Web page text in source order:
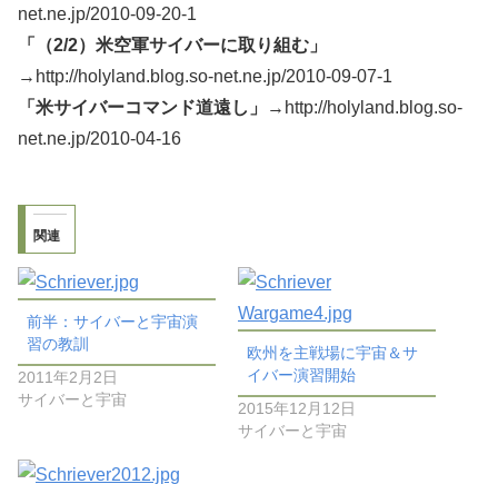
net.ne.jp/2010-09-20-1
「（2/2）米空軍サイバーに取り組む」
→http://holyland.blog.so-net.ne.jp/2010-09-07-1
「米サイバーコマンド道遠し」
→http://holyland.blog.so-
net.ne.jp/2010-04-16
関連
前半：サイバーと宇宙演
習の教訓
2011年2月2日
サイバーと宇宙
欧州を主戦場に宇宙＆サ
イバー演習開始
2015年12月12日
サイバーと宇宙